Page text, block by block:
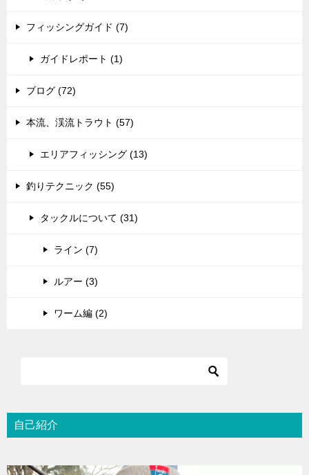
フィッシングガイド (7)
ガイドレポート (1)
ブログ (72)
本流、渓流トラウト (57)
エリアフィッシング (13)
釣りテクニック (55)
タックルについて (31)
ライン (7)
ルアー (3)
ワーム編 (2)
自己紹介